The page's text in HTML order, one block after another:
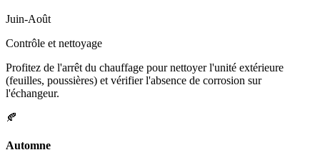
Juin-Août
Contrôle et nettoyage
Profitez de l'arrêt du chauffage pour nettoyer l'unité extérieure
(feuilles, poussières) et vérifier l'absence de corrosion sur
l'échangeur.
🍂
Automne